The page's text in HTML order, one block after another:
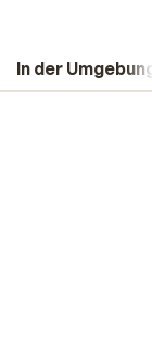
In der Umgebung